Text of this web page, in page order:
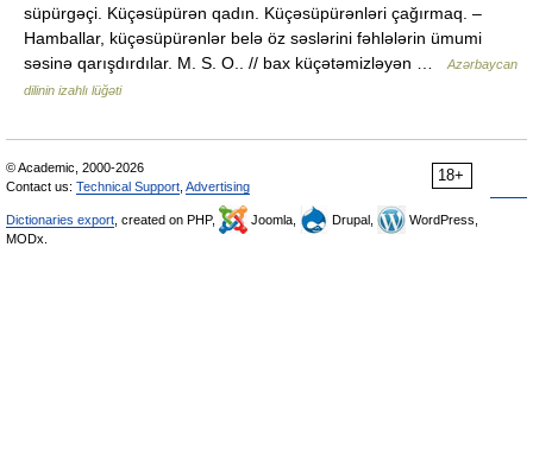
süpürgəçi. Küçəsüpürən qadın. Küçəsüpürənləri çağırmaq. –
Hamballar, küçəsüpürənlər belə öz səslərini fəhlələrin ümumi
səsinə qarışdırdılar. M. S. O.. // bax küçətəmizləyən …
Azərbaycan
dilinin izahlı lüğəti
18+
© Academic, 2000-2026
Contact us: Technical Support Advertising
Dictionaries export , created on PHP, Joomla, Drupal,
WordPress,
MODx.